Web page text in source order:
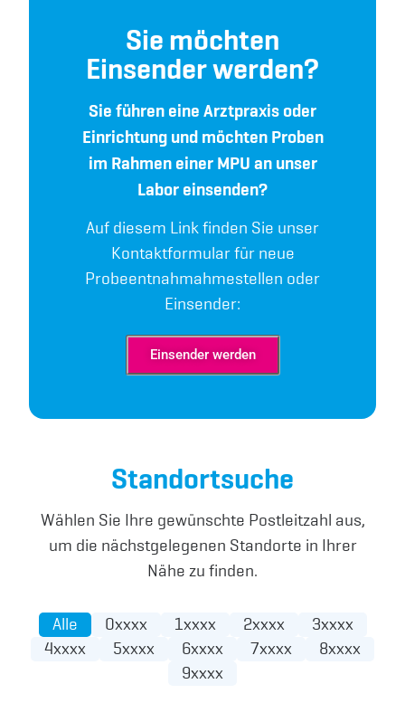
Sie möchten
Einsender werden?
Sie führen eine Arztpraxis oder
Einrichtung und möchten Proben
im Rahmen einer MPU an unser
Labor einsenden?
Auf diesem Link finden Sie unser
Kontaktformular für neue
Probeentnahmahmestellen oder
Einsender:
Einsender werden
Standortsuche
Wählen Sie Ihre gewünschte Postleitzahl aus,
um die nächstgelegenen Standorte in Ihrer
Nähe zu finden.
0xxxx 1xxxx 2xxxx
3xxxx
4xxxx
5xxxx 6xxxx 7xxxx
8xxxx
9xxxx
Alle